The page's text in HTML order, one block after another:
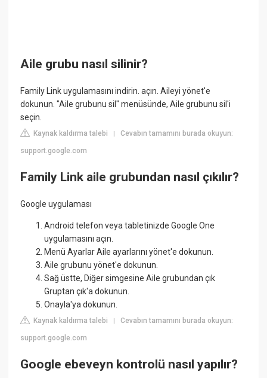
Aile grubu nasıl silinir?
Family Link uygulamasını indirin. açın. Aileyi yönet'e
dokunun. "Aile grubunu sil" menüsünde, Aile grubunu sil'i
seçin.
Kaynak kaldırma talebi |Cevabın tamamını burada okuyun:
support.google.com
Family Link aile grubundan nasıl çıkılır?
Google uygulaması​
Android telefon veya tabletinizde Google One
uygulamasını açın.
Menü Ayarlar Aile ayarlarını yönet'e dokunun.
Aile grubunu yönet'e dokunun.
Sağ üstte, Diğer simgesine Aile grubundan çık
Gruptan çık'a dokunun.
Onayla'ya dokunun.
Kaynak kaldırma talebi |Cevabın tamamını burada okuyun:
support.google.com
Google ebeveyn kontrolü nasıl yapılır?